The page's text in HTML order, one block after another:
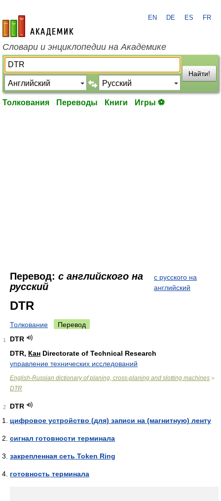
academic.ru
EN DE ES FR
Словари и энциклопедии на Академике
Найти!
Толкования Переводы Книги Игры ⚽
Перевод: с английского на
русский
с русского на
английский
DTR
Толкование Перевод
1
DTR
DTR, Кан Directorate of Technical Research
управление технических исследований
English-Russian dictionary of planing, cross-planing and slotting machines >
DTR
2
DTR
цифровое устройство (для) записи на (магнитную) ленту
сигнал готовности терминала
закрепленная сеть Token Ring
готовность терминала